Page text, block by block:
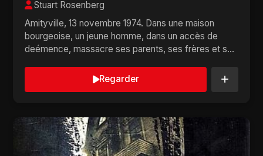
Stuart Rosenberg
Amityville, 13 novembre 1974. Dans une maison
bourgeoise, un jeune homme, dans un accès de
deémence, massacre ses parents, ses frères et ses
Regarder